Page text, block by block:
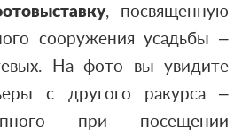
, посвященную
сооружения усадьбы –
На фото вы увидите
с другого ракурса –
при посещении